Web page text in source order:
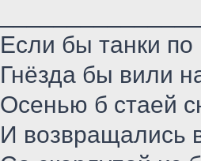
Если бы танки по
Гнёзда бы вили
Осенью б стаей
И возвращались